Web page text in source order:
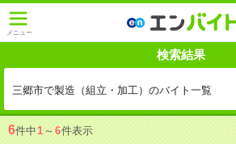
メニュー
検索結果
三郷市で製造（組立・加工）のバイト一覧
6件中1 ～ 6件表示